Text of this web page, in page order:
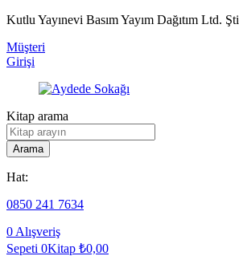
Kutlu Yayınevi Basım Yayım Dağıtım Ltd.
Müşteri
Girişi
Kitap arama
Arama
Hat:
0850 241 7634
0 Alışveriş
Sepeti 0Kitap ₺0,00